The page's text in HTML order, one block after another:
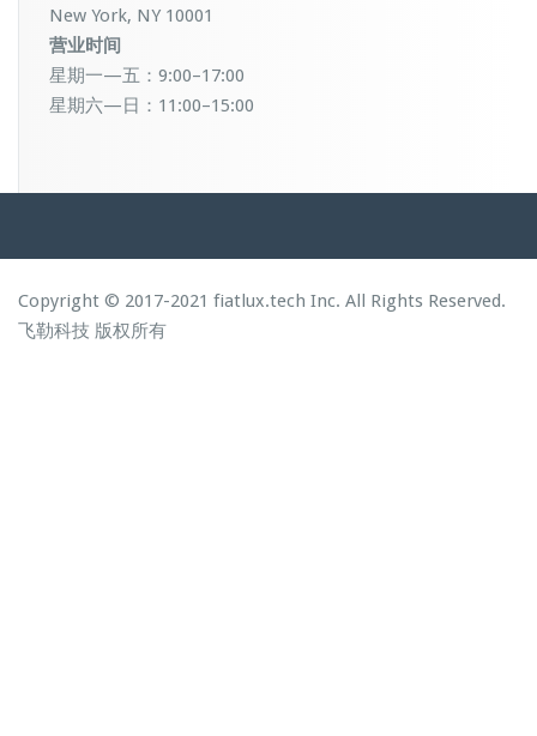
New York, NY 10001
营业时间
星期一—五：9:00–17:00
星期六—日：11:00–15:00
Copyright © 2017-2021 fiatlux.tech Inc. All Rights Reserved.
飞勒科技 版权所有